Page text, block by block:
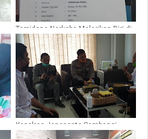
Terpidana Narkoba Melarikan Diri di
Rutan Jeneponto Saat Ditangkap
Melawan Petugas Pelaku
Tertembak Hingga Tewas
Kapolres Jeneponto Sambangi,
Tempat Palayanan Bank di